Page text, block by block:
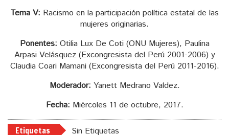
Tema V: Racismo en la participación política estatal de las
mujeres originarias.
Ponentes: Otilia Lux De Coti (ONU Mujeres), Paulina
Arpasi Velásquez (Excongresista del Perú 2001-2006) y
Claudia Coari Mamani (Excongresista del Perú 2011-2016).
Moderador: Yanett Medrano Valdez.
Fecha: Miércoles 11 de octubre, 2017.
Etiquetas Sin Etiquetas